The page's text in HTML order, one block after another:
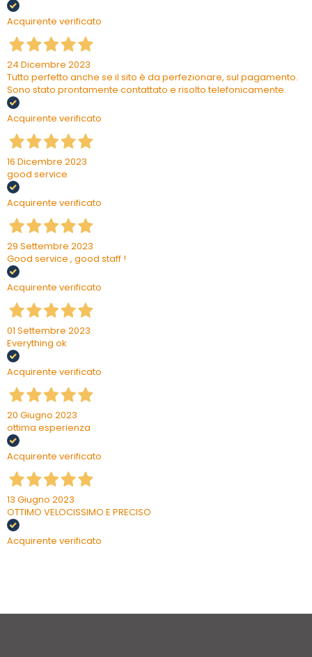
Acquirente verificato
24 Dicembre 2023
Tutto perfetto anche se il sito è da perfezionare, sul pagamento.
Sono stato prontamente contattato e risolto telefonicamente.
Acquirente verificato
16 Dicembre 2023
good service
Acquirente verificato
29 Settembre 2023
Good service , good staff !
Acquirente verificato
01 Settembre 2023
Everything ok
Acquirente verificato
20 Giugno 2023
ottima esperienza
Acquirente verificato
13 Giugno 2023
OTTIMO VELOCISSIMO E PRECISO
Acquirente verificato